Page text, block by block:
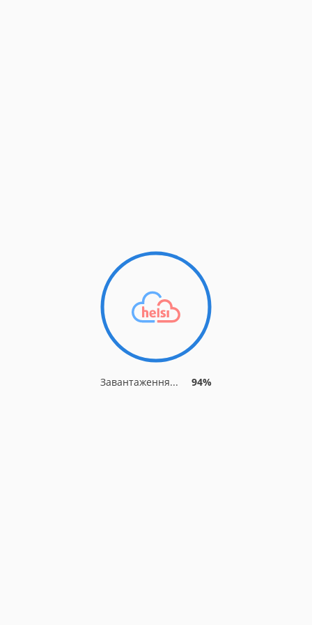
Завантаження... 94%